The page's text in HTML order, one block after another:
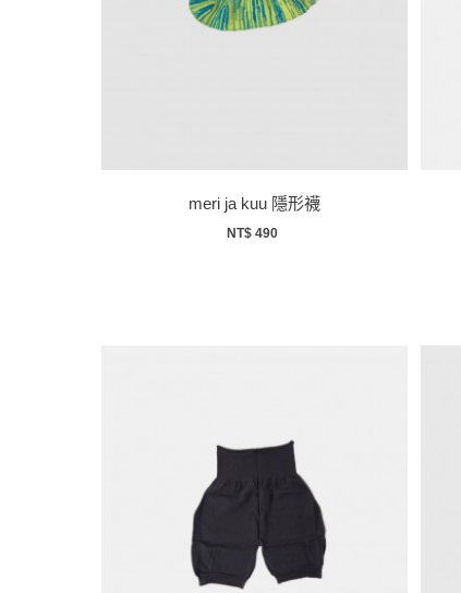
meri ja kuu 隱形襪
NT$ 490